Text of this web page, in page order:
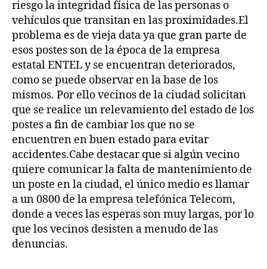
riesgo la integridad física de las personas o
vehículos que transitan en las proximidades.El
problema es de vieja data ya que gran parte de
esos postes son de la época de la empresa
estatal ENTEL y se encuentran deteriorados,
como se puede observar en la base de los
mismos. Por ello vecinos de la ciudad solicitan
que se realice un relevamiento del estado de los
postes a fin de cambiar los que no se
encuentren en buen estado para evitar
accidentes.Cabe destacar que si algún vecino
quiere comunicar la falta de mantenimiento de
un poste en la ciudad, el único medio es llamar
a un 0800 de la empresa telefónica Telecom,
donde a veces las esperas son muy largas, por lo
que los vecinos desisten a menudo de las
denuncias.